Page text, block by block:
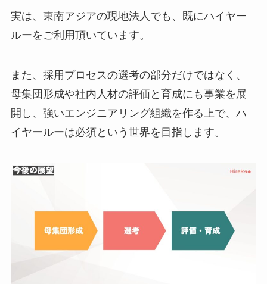
実は、東南アジアの現地法人でも、既にハイヤー
ルーをご利用頂いています。
また、採用プロセスの選考の部分だけではなく、
母集団形成や社内人材の評価と育成にも事業を展
開し、強いエンジニアリング組織を作る上で、ハ
イヤールーは必須という世界を目指します。